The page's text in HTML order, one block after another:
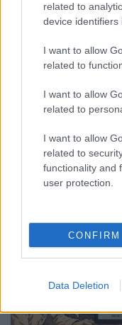
related to
device identifiers
I want to allow
related to
I want to allow
related to
I want to allow
related to
functionality and
user protection.
CONFIRM
Data Deletion
Szia uram,
Csizmazia Darab István
Sok évvel ezelőtt
hogy az angol
szokott lenni az